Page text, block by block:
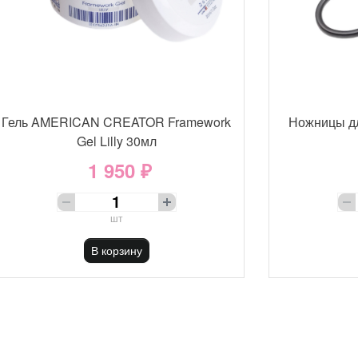
Гель AMERICAN CREATOR Framework
Gel Lilly 30мл
1 950 ₽
шт
В корзину
Ножницы